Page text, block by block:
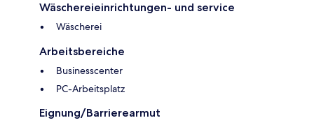
Wäschereieinrichtungen- und service
Wäscherei
Arbeitsbereiche
Businesscenter
PC-Arbeitsplatz
Eignung/Barrierearmut